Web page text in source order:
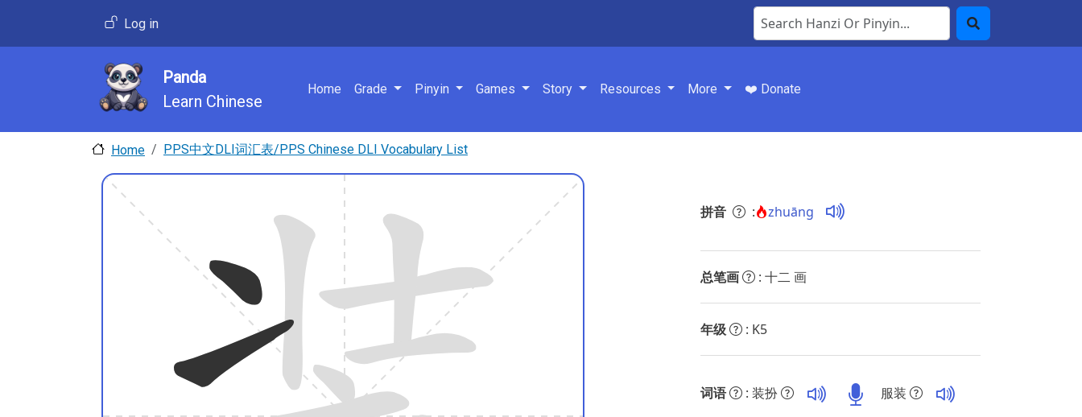
User account menu
Log in
Search Hanzi or Pinyin
Search
Panda
Learn Chinese
Main navigation
Home Grade Pinyin Games Story Resources More ❤️ Donate
Home PPS中文DLI词汇表/PPS Chinese DLI Vocabulary List
拼音 : zhuāng
总笔画 : 十二 画
年级 : K5
词语 : 装扮 服装